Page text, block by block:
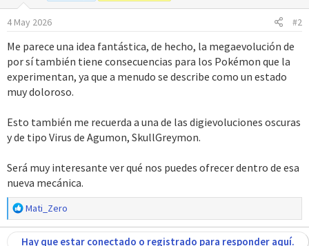
e
:
4 May 2026 #2
Me parece una idea fantástica, de hecho, la megaevolución de
por sí también tiene consecuencias para los Pokémon que la
experimentan, ya que a menudo se describe como un estado
muy doloroso.
Esto también me recuerda a una de las digievoluciones oscuras
y de tipo Virus de Agumon, SkullGreymon.
Será muy interesante ver qué nos puedes ofrecer dentro de esa
nueva mecánica.
R
e
a
Mati_Zero
Hay que estar conectado o registrado para responder aquí.